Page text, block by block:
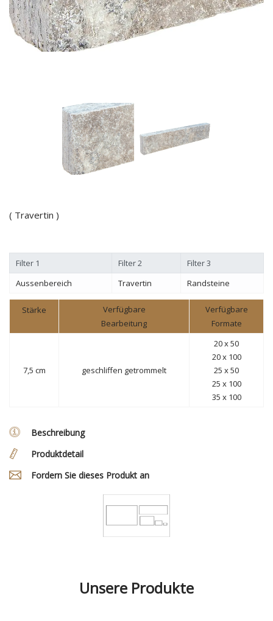
( Travertin )
Filter 1 Filter 2
Filter 3
Aussenbereich
Travertin Randsteine
Stärke
Verfügbare
Bearbeitung
Verfügbare
Formate
7,5 cm geschliffen getrommelt
20 x 50
20 x 100
25 x 50
25 x 100
35 x 100
Beschreibung
Produktdetail
Fordern Sie dieses Produkt an
Unsere Produkte